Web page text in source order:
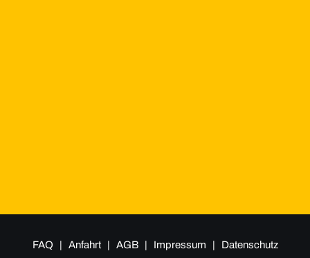
FAQ | Anfahrt| AGB | Impressum | Datenschutz